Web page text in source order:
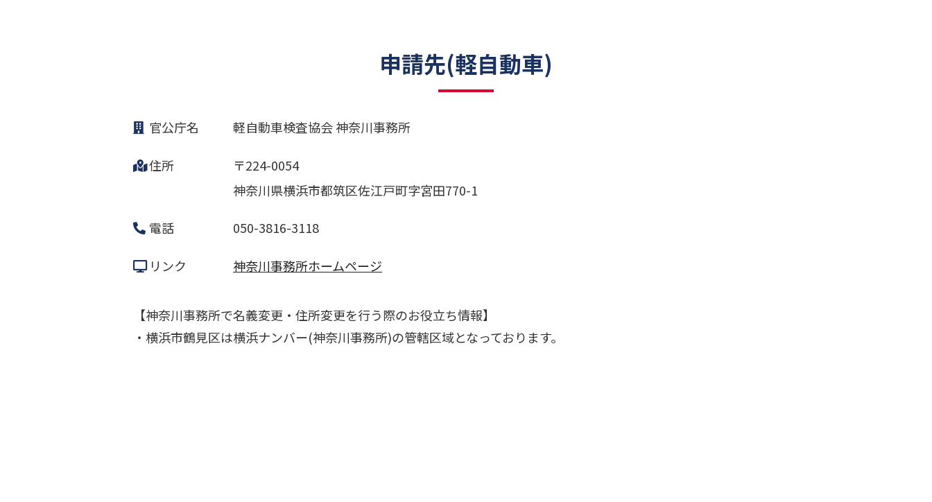
申請先(軽自動車)
官公庁名 軽自動車検査協会 神奈川事務所
住所
〒224-0054
神奈川県横浜市都筑区佐江戸町字宮田770-1
電話 050-3816-3118
リンク 神奈川事務所ホームページ
【神奈川事務所で名義変更・住所変更を行う際のお役立ち情報】
・横浜市鶴見区は横浜ナンバー(神奈川事務所)の管轄区域となっております。